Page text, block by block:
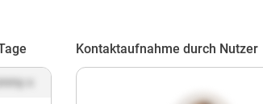
x
Kontaktaufnahme durch Nutzer